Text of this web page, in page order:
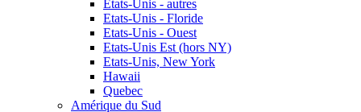
Etats-Unis - autres
Etats-Unis - Floride
Etats-Unis - Ouest
Etats-Unis Est (hors NY)
Etats-Unis, New York
Hawaii
Quebec
Amérique du Sud